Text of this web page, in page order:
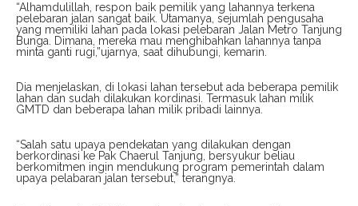
“Alhamdulillah, respon baik pemilik yang lahannya terkena
pelebaran jalan sangat baik. Utamanya, sejumlah pengusaha
yang memiliki lahan pada lokasi pelebaran Jalan Metro Tanjung
Bunga. Dimana, mereka mau menghibahkan lahannya tanpa
minta ganti rugi,”ujarnya, saat dihubungi, kemarin.
Dia menjelaskan, di lokasi lahan tersebut ada beberapa pemilik
lahan dan sudah dilakukan kordinasi. Termasuk lahan milik
GMTD dan beberapa lahan milik pribadi lainnya.
“Salah satu upaya pendekatan yang dilakukan dengan
berkordinasi ke Pak Chaerul Tanjung, bersyukur beliau
berkomitmen ingin mendukung program pemerintah dalam
upaya pelabaran jalan tersebut,” terangnya.